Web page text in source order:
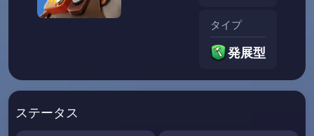
タイプ
発展型
ステータス